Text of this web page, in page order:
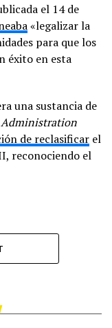
el 14 de
«legalizar la
para que los
éxito en esta
una sustancia de
Administration
de reclasificar el
reconociendo el